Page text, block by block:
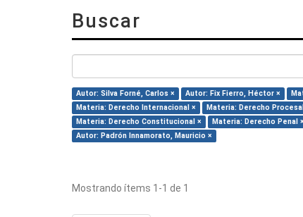
Buscar
Autor: Silva Forné, Carlos × Autor: Fix Fierro, Héctor ×
Materia: Derecho Internacional ×
Materia: Derecho
Materia: Derecho Constitucional ×
Materia: Derecho Penal ×
Autor: Padrón Innamorato, Mauricio ×
Mostrando ítems 1-1 de 1